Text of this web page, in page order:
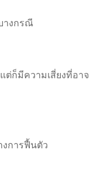
างกรณี
ต่ก็มีความเสี่ยงที่อาจ
งการฟื้นตัว